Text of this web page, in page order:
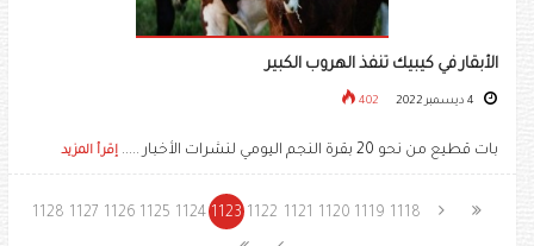
الأبقار في كيبيك تنفذ الهروب الكبير
402
بات قطيع من نحو 20 بقرة النجم اليومي لنشرات الأخبار ..... إقرأ المزيد
1118
1119
1120
1121
1122
1123
1124
1125
1126
1127
1128